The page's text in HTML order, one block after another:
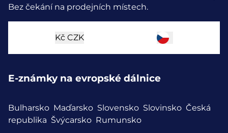
Bez čekání na prodejních místech.
Kč CZK
E-známky na evropské dálnice
Bulharsko Maďarsko Slovensko Slovinsko Česká
republika Švýcarsko Rumunsko